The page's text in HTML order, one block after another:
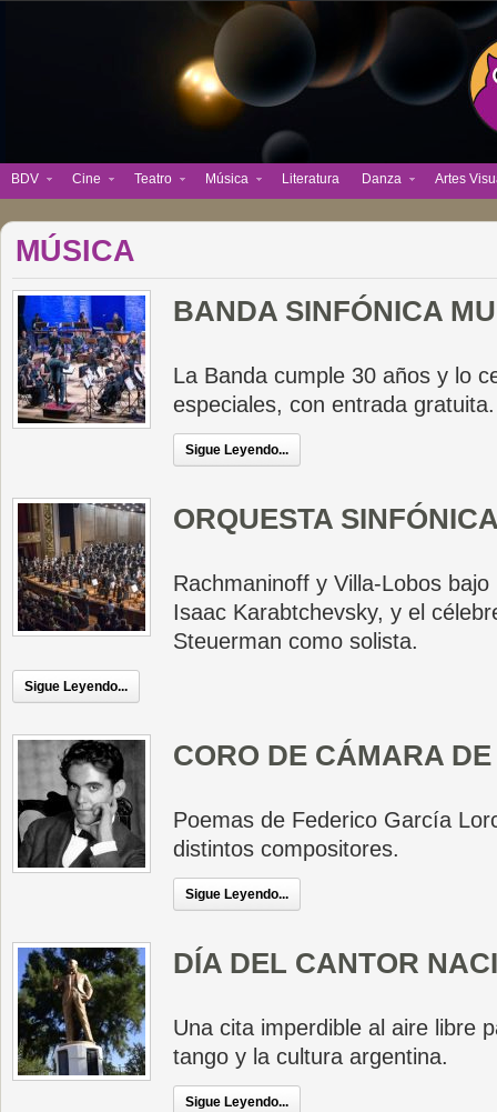
BDV Cine Teatro Música Literatura Danza Artes
MÚSICA
BANDA SINFÓNICA
La Banda cumple 30 años y lo
especiales, con entrada gratuita.
Sigue Leyendo...
ORQUESTA
Rachmaninoff y Villa-Lobos
Isaac Karabtchevsky, y el
Steuerman como solista.
Sigue Leyendo...
CORO DE CÁMARA
Poemas de Federico García
distintos compositores.
Sigue Leyendo...
DÍA DEL CANTOR
Una cita imperdible al aire libre
tango y la cultura argentina.
Sigue Leyendo...